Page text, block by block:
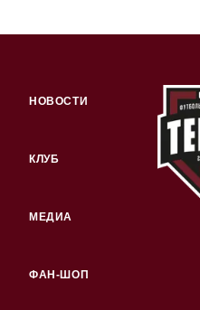
НОВОСТИ
КЛУБ
МЕДИА
ФАН-ШОП